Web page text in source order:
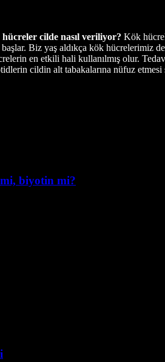
cilde nasıl veriliyor? Kök
Biz yaş aldıkça kök hücrelerimiz
en etkili hali kullanılmış olur.
cildin alt tabakalarına nüfuz
mi, biyotin mi?